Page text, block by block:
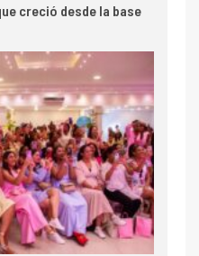
creció desde la base